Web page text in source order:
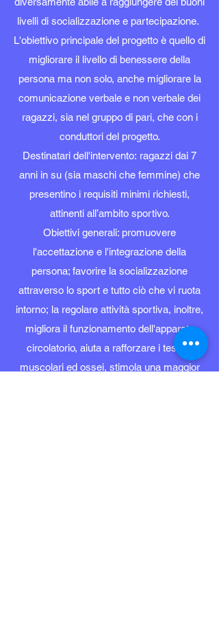
livelli di socializzazione e partecipazione.
L'obiettivo principale del progetto è quello di
migliorare il livello di benessere della
persona ma non solo, anche migliorare la
comunicazione verbale e non verbale dei
ragazzi, sia nel gruppo di pari, che con i
conduttori del progetto.
Destinatari dell'intervento: ragazzi dai 7
anni in su (sia maschi che femmine) che
presentino i requisiti minimi richiesti,
attinenti all’ambito sportivo.
Obiettivi generali: promuovere
l'accettazione e l'integrazione della
persona; favorire la socializzazione
attraverso lo sport e tutto ciò che vi ruota
intorno; la regolare attività sportiva, inoltre,
migliora il funzionamento dell'apparato
circolatorio, aiuta a rafforzare i tessuti
muscolari ed ossei, stimola una maggior